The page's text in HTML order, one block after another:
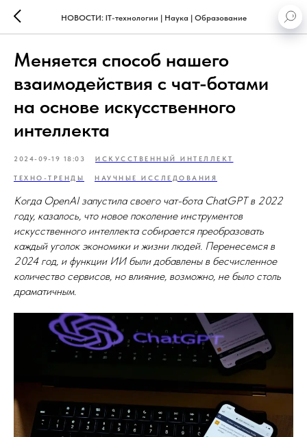
НОВОСТИ: IT-технологии | Наука | Образование
Меняется способ нашего
взаимодействия с чат-ботами
на основе искусственного
интеллекта
2024-09-19 18:03 ИСКУССТВЕННЫЙ ИНТЕЛЛЕКТ
ТЕХНО-ТРЕНДЫ НАУЧНЫЕ ИССЛЕДОВАНИЯ
Когда OpenAI запустила своего чат-бота ChatGPT в 2022
году, казалось, что новое поколение инструментов
искусственного интеллекта собирается преобразовать
каждый уголок экономики и жизни людей. Перенесемся в
2024 год, и функции ИИ были добавлены в бесчисленное
количество сервисов, но влияние, возможно, не было столь
драматичным.